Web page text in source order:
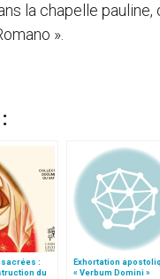
la chapelle
».
:
du
Exhortation
« Verbum Domini »